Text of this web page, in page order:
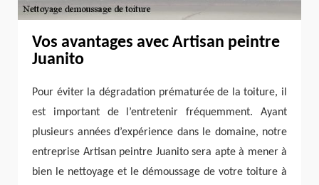
Vos avantages avec Artisan peintre
Juanito
Pour éviter la dégradation prématurée de la toiture, il
est important de l’entretenir fréquemment. Ayant
plusieurs années d’expérience dans le domaine, notre
entreprise Artisan peintre Juanito sera apte à mener à
bien le nettoyage et le démoussage de votre toiture à